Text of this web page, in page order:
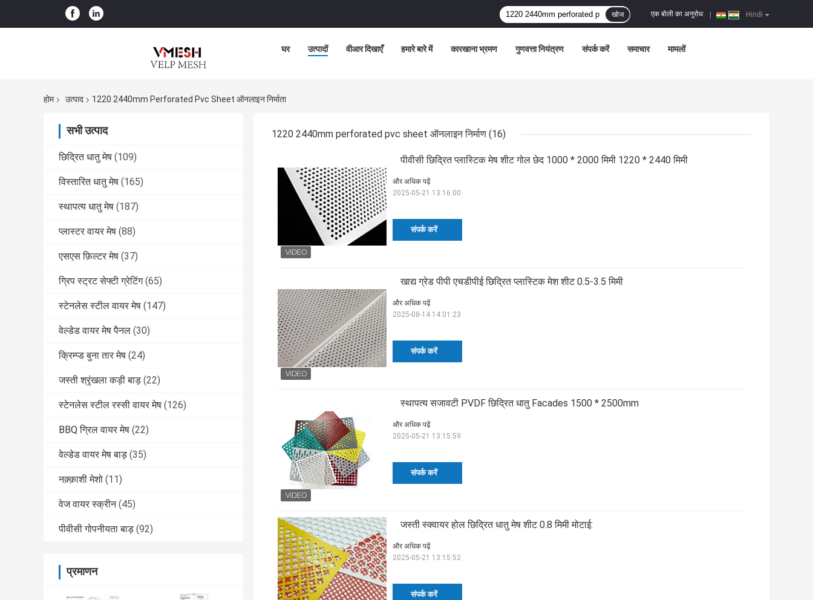
Hindi
एक बोली का अनुरोध
खोज
घर उत्पादों वीआर दिखाएँ हमारे बारे में कारखाना भ्रमण गुणवत्ता नियंत्रण संपर्क करें समाचार मामलों
होम उत्पाद 1220 2440mm Perforated Pvc Sheet ऑनलाइन निर्माता
सभी उत्पाद
छिद्रित धातु मेष (109)
विस्तारित धातु मेष (165)
स्थापत्य धातु मेष (187)
प्लास्टर वायर मेष (88)
एसएस फ़िल्टर मेष (37)
ग्रिप स्ट्रट सेफ्टी ग्रेटिंग (65)
स्टेनलेस स्टील वायर मेष (147)
वेल्डेड वायर मेष पैनल (30)
क्रिम्प्ड बुना तार मेष (24)
जस्ती श्रृंखला कड़ी बाड़ (22)
स्टेनलेस स्टील रस्सी वायर मेष (126)
BBQ ग्रिल वायर मेष (22)
वेल्डेड वायर मेष बाड़ (35)
नक़्क़ाशी मेशो (11)
वेज वायर स्क्रीन (45)
पीवीसी गोपनीयता बाड़ (92)
प्रमाणन
1220 2440mm perforated pvc sheet ऑनलाइन निर्माण (16)
पीवीसी छिद्रित प्लास्टिक मेष शीट गोल छेद 1000 * 2000 मिमी 1220 * 2440 मिमी
संपर्क करें
और अधिक पढ़ें
2025-05-21 13:16:00
खाद्य ग्रेड पीपी एचडीपीई छिद्रित प्लास्टिक मेश शीट 0.5-3.5 मिमी
संपर्क करें
और अधिक पढ़ें
2025-08-14 14:01:23
स्थापत्य सजावटी PVDF छिद्रित धातु Facades 1500 * 2500mm
संपर्क करें
और अधिक पढ़ें
2025-05-21 13:15:59
जस्ती स्क्वायर होल छिद्रित धातु मेष शीट 0.8 मिमी मोटाई:
संपर्क करें
और अधिक पढ़ें
2025-05-21 13:15:52